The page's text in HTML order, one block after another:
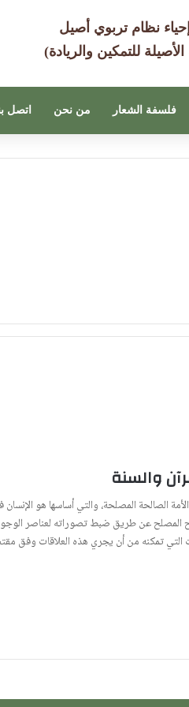
نظام تربوي أصيل
الأصيلة للتمكين والريادة)
فلسفة الشعار من نحن اتصل
الصالحة المصلحة، والتي أساسها هو
المصلح عن طريق ضبط تصوراته لعناصر الوجود –
التي تمكنه من أن يجري هذه العلاقات وفق